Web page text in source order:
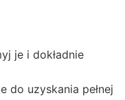
je i dokładnie
do uzyskania pełnej